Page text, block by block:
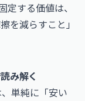
定する価値は、
を減らすこと」
み解く
単純に「安い